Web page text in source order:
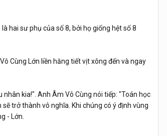
hai sư phụ của số 8, bởi họ giống hệt số 8
Cùng Lớn liền hăng tiết vịt xông đến và ngay
kia!". Anh Âm Vô Cùng nói tiếp: "Toán học
trở thành vô nghĩa. Khi chúng có ý định vùng
- Lớn.